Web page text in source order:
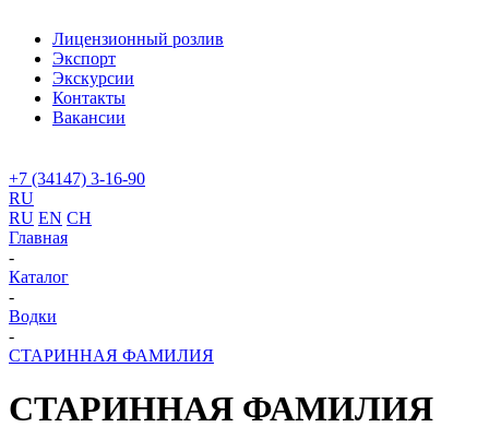
Лицензионный розлив
Экспорт
Экскурсии
Контакты
Вакансии
+7 (34147) 3-16-90
RU
RU EN CH
Главная
-
Каталог
-
Водки
-
СТАРИННАЯ ФАМИЛИЯ
СТАРИННАЯ ФАМИЛИЯ